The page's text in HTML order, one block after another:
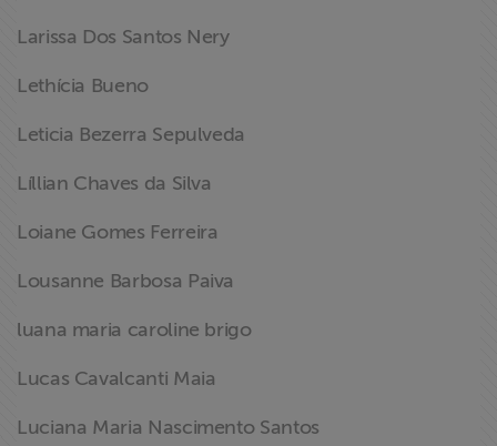
Larissa Dos Santos Nery
Lethícia Bueno
Leticia Bezerra Sepulveda
Líllian Chaves da Silva
Loiane Gomes Ferreira
Lousanne Barbosa Paiva
luana maria caroline brigo
Lucas Cavalcanti Maia
Luciana Maria Nascimento Santos